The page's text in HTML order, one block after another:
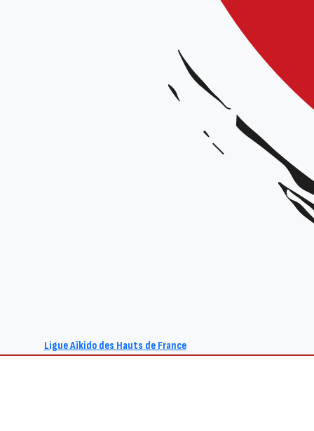
Ligue Aïkido des Hauts de France